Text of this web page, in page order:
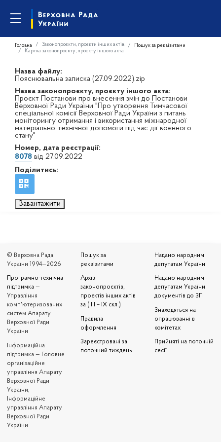
Головна Законопроєкти, проєкти інших актів
Пошук за реквізитами
Картка законопроєкту, проєкту іншого акта
Назва файлу:
Пояснювальна записка (27.09.2022).zip
Назва законопроєкту, проєкту іншого акта:
Проєкт Постанови про внесення змін до Постанови
Верховної Ради України "Про утворення Тимчасової
спеціальної комісії Верховної Ради України з питань
моніторингу отримання і використання міжнародної
матеріально-технічної допомоги під час дії воєнного
стану"
Номер, дата реєстрації:
8078 від 27.09.2022
Поділитись:
Завантажити
© Верховна Рада
України 1994—2026
Програмно-технічна
підтримка —
Управління
комп'ютеризованих
систем Апарату
Верховної Ради
України
Iнформаційна
підтримка — Головне
організаційне
управління Апарату
Верховної Ради
України,
Інформаційне
управління Апарату
Верховної Ради
України
Пошук за
реквізитами
Архів
законопроєктів,
проєктів інших актів
за ( III – IX скл.)
Правила
оформлення
Зареєстровані за
поточний тиждень
Надано народним
депутатам України
Надано народним
депутатам України
документів до ЗП
Знаходяться на
опрацюванні в
комітетах
Прийняті на поточній
сесії